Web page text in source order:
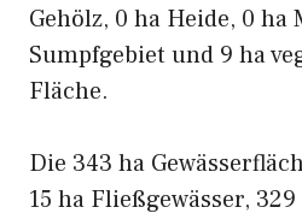
Gehölz, 0 ha Heide, 0 ha
Sumpfgebiet und 9 ha
Fläche.
Die 343 ha
15 ha Fließgewässer,